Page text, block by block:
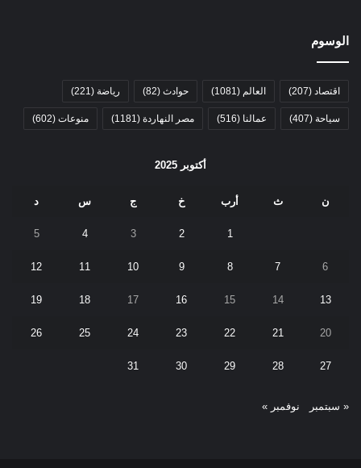
الوسوم
اقتصاد (207) العالم (1081) حوادث (82) رياضة (221)
سياحة (407) عمالنا (516) مصر النهاردة (1181) منوعات (602)
أكتوبر 2025
ن ث أرب خ ج س د
1
2
3
4
5
6
7
8
9
10
11
12
13
14
15
16
17
18
19
20
21
22
23
24
25
26
27
28
29
30
31
« سبتمبر نوفمبر »